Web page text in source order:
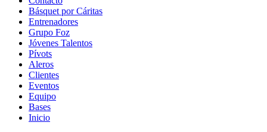
Básquet por Cáritas
Entrenadores
Grupo Foz
Jóvenes Talentos
Pívots
Aleros
Clientes
Eventos
Equipo
Bases
Inicio